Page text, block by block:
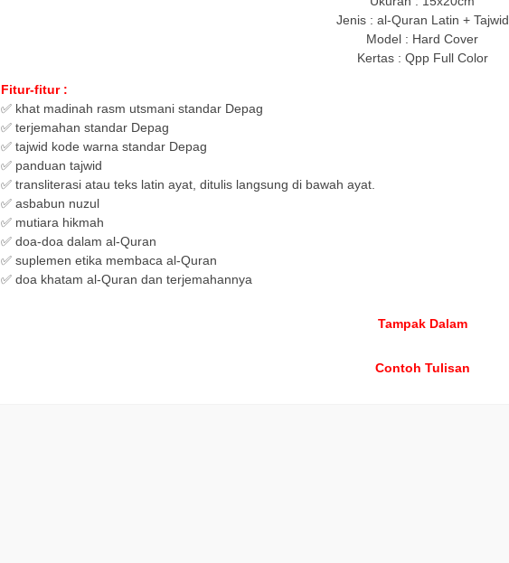
Jenis : al-Quran Latin + Tajwid
Model : Hard Cover
Kertas : Qpp Full Color
Fitur-fitur :
✅ khat madinah rasm utsmani standar Depag
✅ terjemahan standar Depag
✅ tajwid kode warna standar Depag
✅ panduan tajwid
✅ transliterasi atau teks latin ayat, ditulis langsung di bawah ayat.
✅ asbabun nuzul
✅ mutiara hikmah
✅ doa-doa dalam al-Quran
✅ suplemen etika membaca al-Quran
✅ doa khatam al-Quran dan terjemahannya
Tampak Dalam
Contoh Tulisan